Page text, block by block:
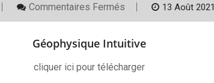
Commentaires Fermés Sur
Intuitive
13 Août 2021
Géophysique Intuitive
cliquer ici pour télécharger